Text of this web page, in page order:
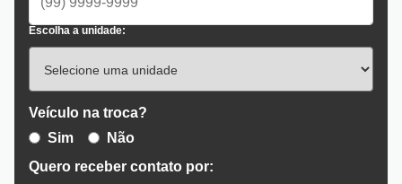
Escolha a unidade:
Veículo na troca?
Sim
Não
Quero receber contato por: